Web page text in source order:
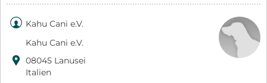
 Kahu Cani e.V.
Kahu Cani e.V.
 08045 Lanusei
Italien